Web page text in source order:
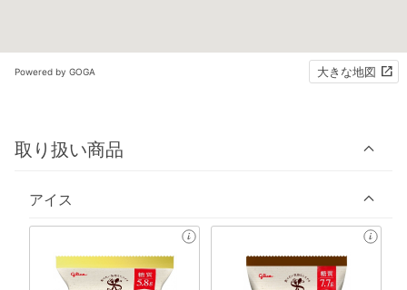
Powered by GOGA 大きな地図
取り扱い商品
アイス